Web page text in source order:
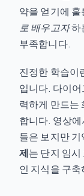
약을 얻기에
로 배우고자하
부족합니다.
진정한 학습이
입니다. 다이
력하게 만드는
합니다. 영상
들은 보지만
제는 단지 임
인 지식을 구